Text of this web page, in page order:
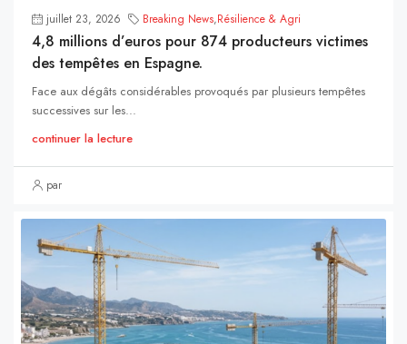
juillet 23, 2026 Breaking News,Résilience & Agri
4,8 millions d’euros pour 874 producteurs victimes
des tempêtes en Espagne.
Face aux dégâts considérables provoqués par plusieurs tempêtes
successives sur les...
continuer la lecture
par